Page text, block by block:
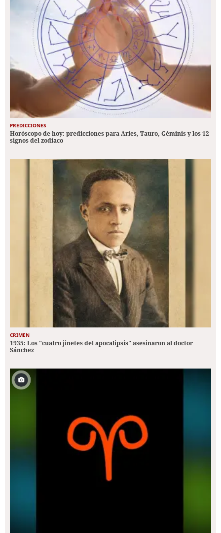
PREDICCIONES
Horóscopo de hoy: predicciones para Aries, Tauro, Géminis y los 12
signos del zodiaco
CRIMEN
1935: Los "cuatro jinetes del apocalipsis" asesinaron al doctor
Sánchez